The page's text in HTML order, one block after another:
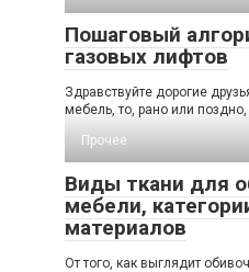
Пошаговый
газовых лифтов
Здравствуйте дорогие
мебель, то, рано или
Прочее
Виды ткани для
мебели,
материалов
От того, как выглядит